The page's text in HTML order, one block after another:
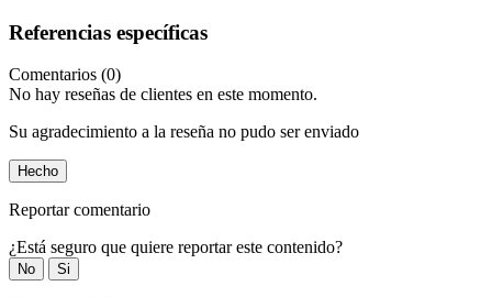
Referencias específicas
Comentarios (0)
No hay reseñas de clientes en este momento.
Su agradecimiento a la reseña no pudo ser enviado
Hecho
Reportar comentario
¿Está seguro que quiere reportar este contenido?
No Si